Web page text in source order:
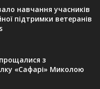
навчання учасників
підтримки ветеранів
з
«Сафарі» Миколою